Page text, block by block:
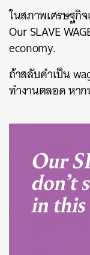
ในสภาพเศรษฐกิ
Our SLAVE
economy.
ถ้าสลับคำเป็น
ทำงานตลอด หาก